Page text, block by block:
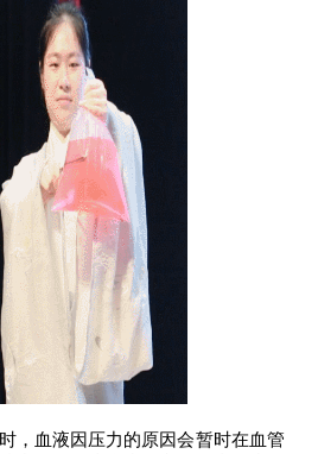
血液因压力的原因会暂时在血管